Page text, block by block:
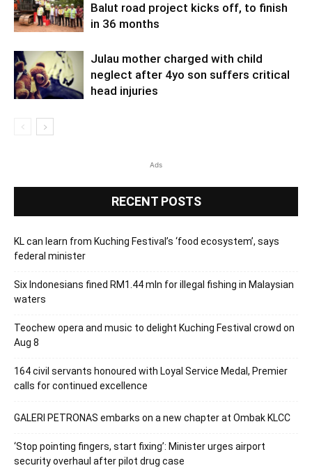
Balut road project kicks off, to finish
in 36 months
Julau mother charged with child
neglect after 4yo son suffers critical
head injuries
Ads
RECENT POSTS
KL can learn from Kuching Festival’s ‘food ecosystem’, says
federal minister
Six Indonesians fined RM1.44 mln for illegal fishing in Malaysian
waters
Teochew opera and music to delight Kuching Festival crowd on
Aug 8
164 civil servants honoured with Loyal Service Medal, Premier
calls for continued excellence
GALERI PETRONAS embarks on a new chapter at Ombak KLCC
‘Stop pointing fingers, start fixing’: Minister urges airport
security overhaul after pilot drug case